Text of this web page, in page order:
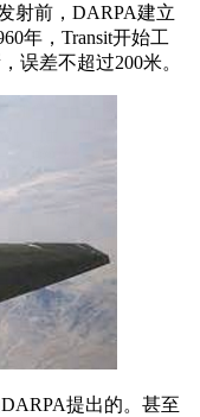
射前，DARPA建立
年，Transit开始工
误差不超过200米。
提出的。甚至